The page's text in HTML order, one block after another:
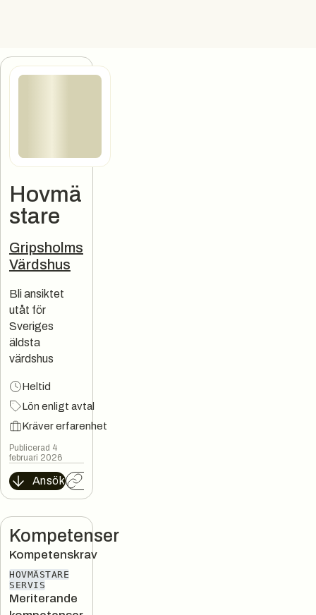
Hovmä
stare
Jobbannons
Gripsholms
Värdshus
Bli ansiktet
utåt för
Sveriges
äldsta
värdshus
Heltid
Lön enligt avtal
Kräver erfarenhet
Publicerad 4
februari 2026
Ansök
Kompetenser
Kompetenskrav
HOVMÄSTARE
SERVIS
Meriterande